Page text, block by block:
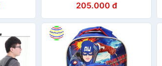
205.000 đ